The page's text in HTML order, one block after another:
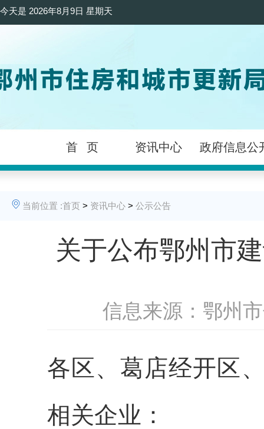
今天是 2026年8月9日 星期天
首 页 资讯中心 政府信息公
当前位置 :首页 > 资讯中心 > 公示公告
关于公布鄂州市
信息来源：鄂州
各区、葛店经开区
相关企业：